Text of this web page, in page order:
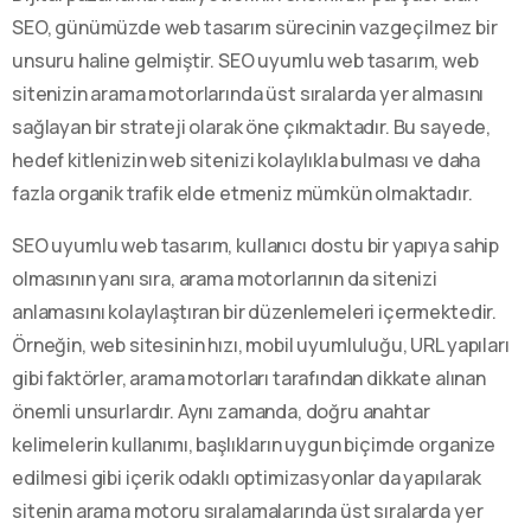
SEO, günümüzde web tasarım sürecinin vazgeçilmez bir
unsuru haline gelmiştir. SEO uyumlu web tasarım, web
sitenizin arama motorlarında üst sıralarda yer almasını
sağlayan bir strateji olarak öne çıkmaktadır. Bu sayede,
hedef kitlenizin web sitenizi kolaylıkla bulması ve daha
fazla organik trafik elde etmeniz mümkün olmaktadır.
SEO uyumlu web tasarım, kullanıcı dostu bir yapıya sahip
olmasının yanı sıra, arama motorlarının da sitenizi
anlamasını kolaylaştıran bir düzenlemeleri içermektedir.
Örneğin, web sitesinin hızı, mobil uyumluluğu, URL yapıları
gibi faktörler, arama motorları tarafından dikkate alınan
önemli unsurlardır. Aynı zamanda, doğru anahtar
kelimelerin kullanımı, başlıkların uygun biçimde organize
edilmesi gibi içerik odaklı optimizasyonlar da yapılarak
sitenin arama motoru sıralamalarında üst sıralarda yer